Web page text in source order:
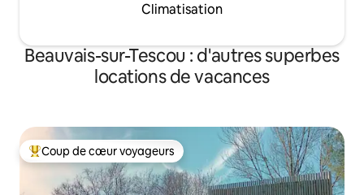
Climatisation
Beauvais-sur-Tescou : d'autres superbes
locations de vacances
Coups de cœur voyageurs les plus appréciés
Coup de cœur voyageurs